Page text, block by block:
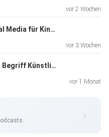
vor 2 Wochen
Wie gefährlich ist Social Media für Kinder, Herr Korte?
vor 3 Wochen
Als John McCarthy den Begriff Künstliche Intelligenz erdachte
vor 1 Monat